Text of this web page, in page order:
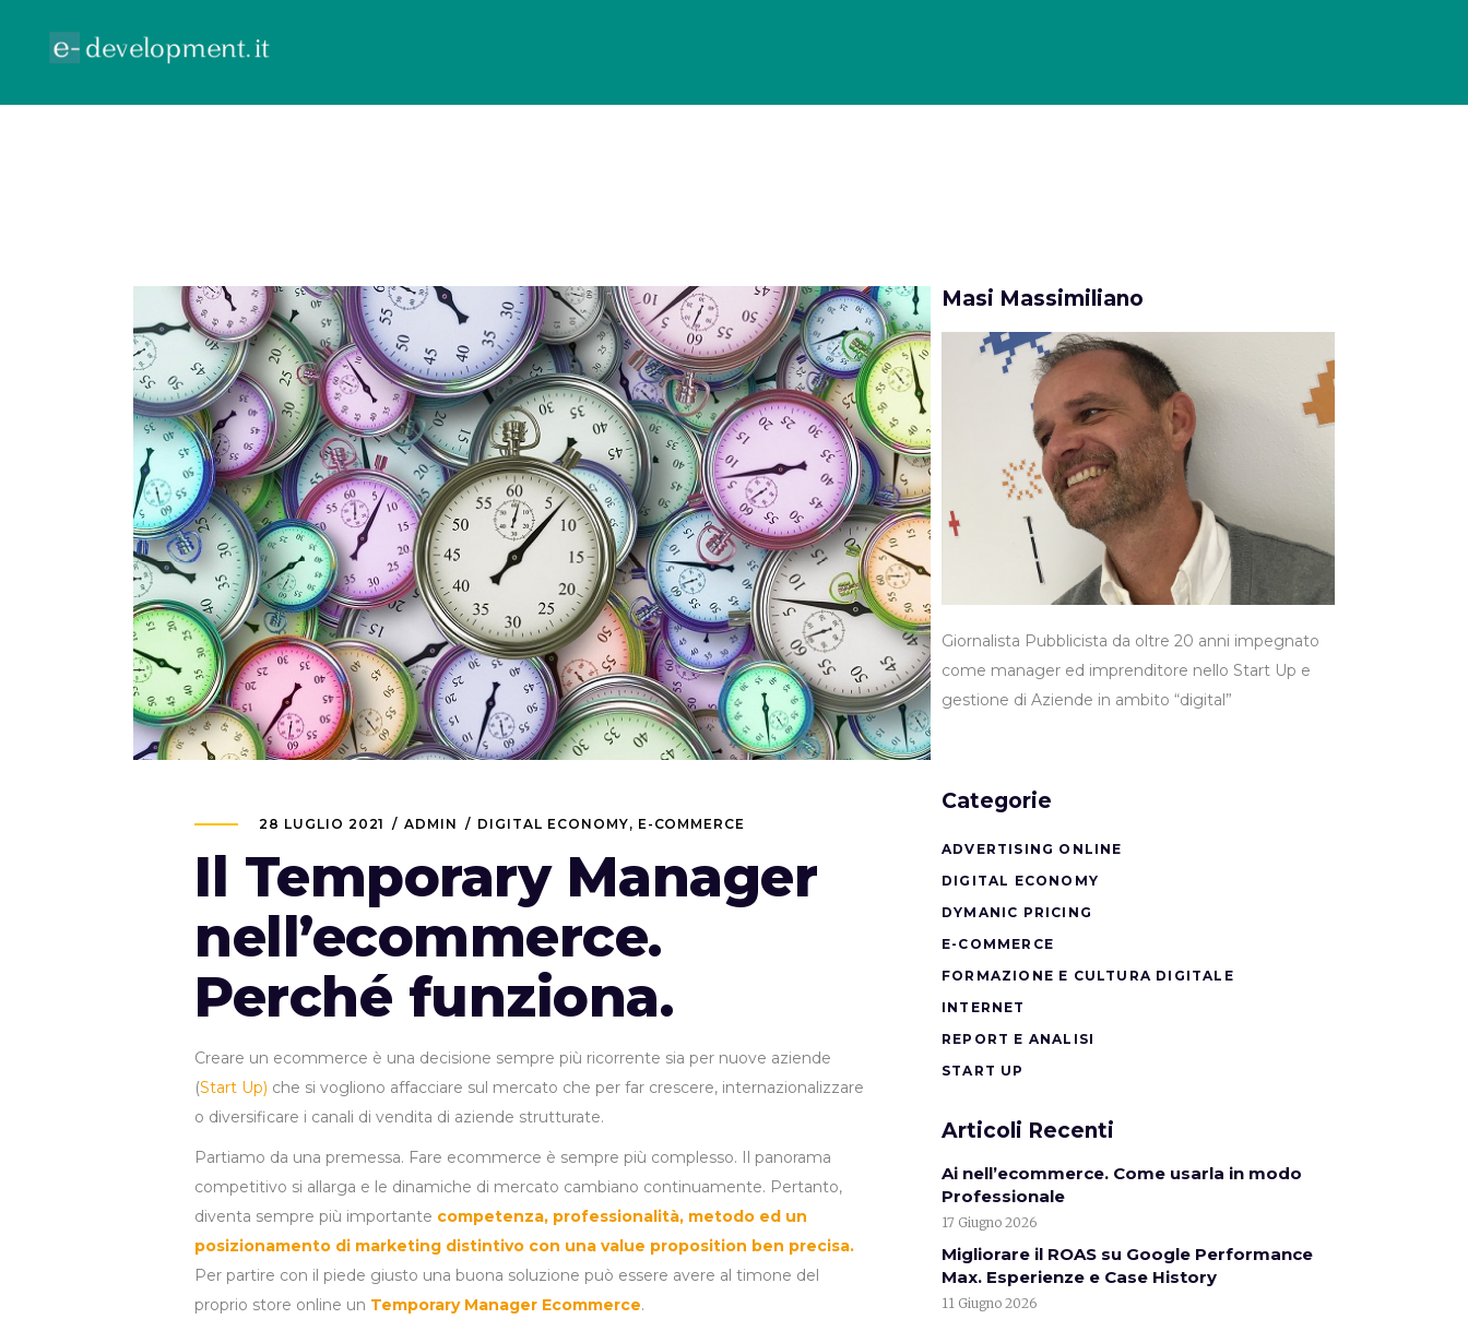
28 LUGLIO 2021 ADMIN DIGITAL ECONOMY, E-COMMERCE
Il Temporary Manager
nell’ecommerce.
Perché funziona.
Creare un ecommerce è una decisione sempre più ricorrente sia per nuove aziende
(Start Up) che si vogliono affacciare sul mercato che per far crescere, internazionalizzare
o diversificare i canali di vendita di aziende strutturate.
Partiamo da una premessa. Fare ecommerce è sempre più complesso. Il panorama
competitivo si allarga e le dinamiche di mercato cambiano continuamente. Pertanto,
diventa sempre più importante competenza, professionalità, metodo ed un
posizionamento di marketing distintivo con una value proposition ben precisa.
Per partire con il piede giusto una buona soluzione può essere avere al timone del
proprio store online un Temporary Manager Ecommerce.
Masi Massimiliano
Giornalista Pubblicista da oltre 20 anni impegnato
come manager ed imprenditore nello Start Up e
gestione di Aziende in ambito “digital”
Categorie
ADVERTISING ONLINE
DIGITAL ECONOMY
DYMANIC PRICING
E-COMMERCE
FORMAZIONE E CULTURA DIGITALE
INTERNET
REPORT E ANALISI
START UP
Articoli Recenti
Ai nell’ecommerce. Come usarla in modo
Professionale
17 Giugno 2026
Migliorare il ROAS su Google Performance
Max. Esperienze e Case History
11 Giugno 2026